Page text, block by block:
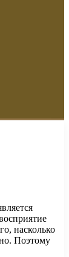
насколько
Поэтому